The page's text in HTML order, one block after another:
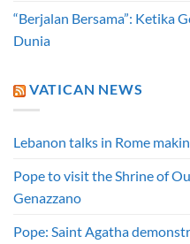
“Berjalan Bersama”: Ketika
Dunia
VATICAN NEWS
Lebanon talks in Rome
Pope to visit the Shrine of
Genazzano
Pope: Saint Agatha